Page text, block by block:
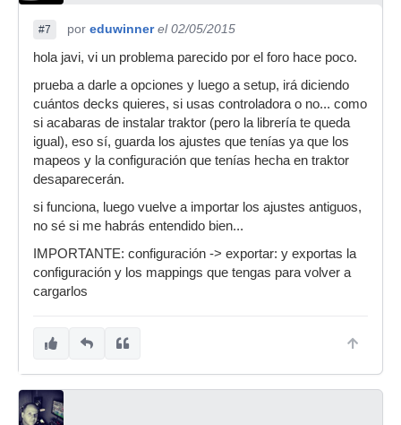
#7 por eduwinner el 02/05/2015
hola javi, vi un problema parecido por el foro hace poco.
prueba a darle a opciones y luego a setup, irá diciendo
cuántos decks quieres, si usas controladora o no... como
si acabaras de instalar traktor (pero la librería te queda
igual), eso sí, guarda los ajustes que tenías ya que los
mapeos y la configuración que tenías hecha en traktor
desaparecerán.
si funciona, luego vuelve a importar los ajustes antiguos,
no sé si me habrás entendido bien...
IMPORTANTE: configuración -> exportar: y exportas la
configuración y los mappings que tengas para volver a
cargarlos